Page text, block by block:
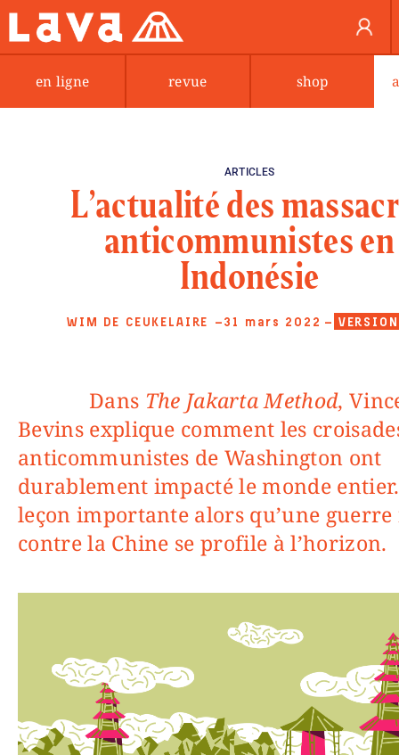
en ligne revue shop
ARTICLES
L’actualité des
anticommunistes en
Indonésie
WIM DE CEUKELAIRE —31 mars 2022 —
Dans The Jakarta Method,
Bevins explique comment les
anticommunistes de Washington ont
durablement impacté le monde
leçon importante alors qu’une
contre la Chine se profile à l’horizon.